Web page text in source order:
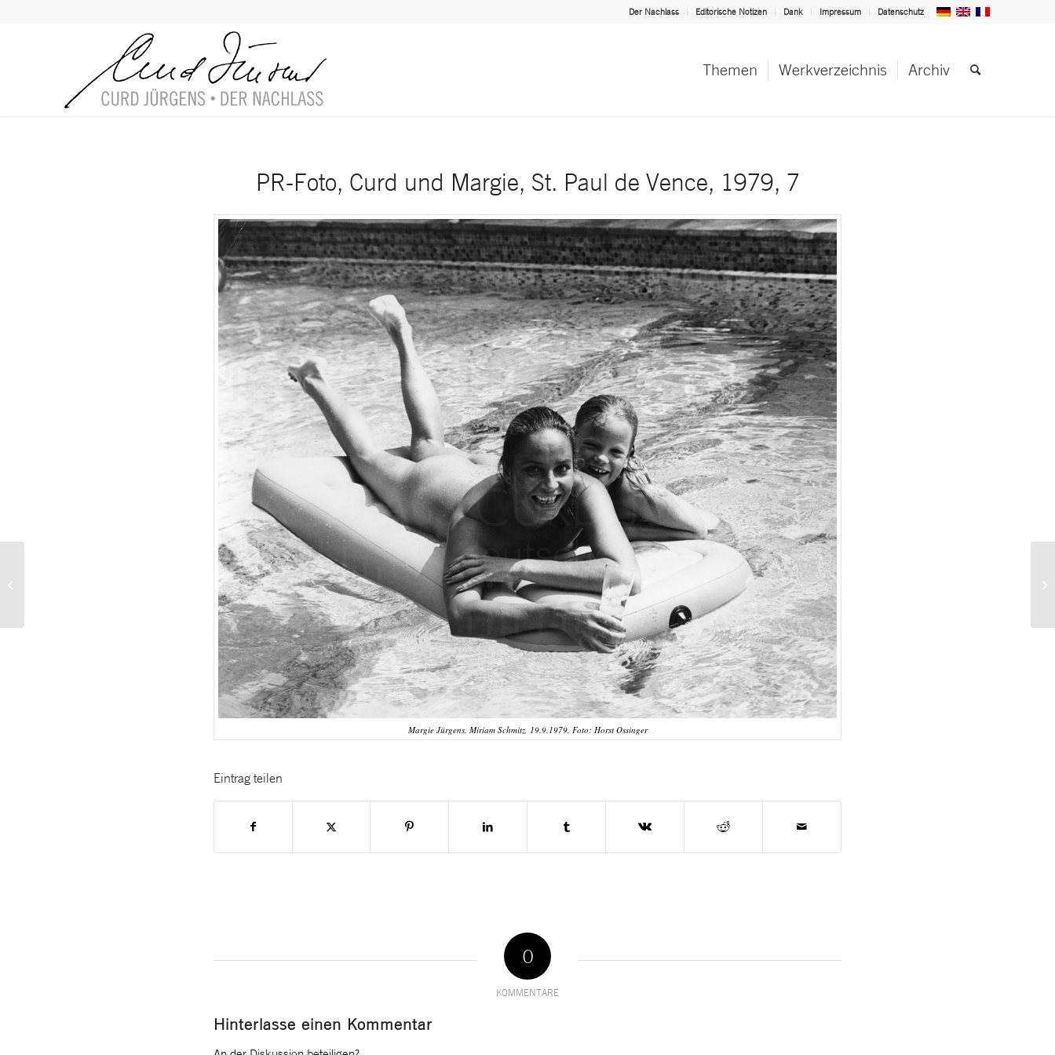
Der Nachlass Editorische Notizen Dank Impressum Datenschutz
Themen Werkverzeichnis Archiv
PR-Foto, Curd und Margie, St. Paul de Vence, 1979, 7
Margie Jürgens, Miriam Schmitz, 19.9.1979. Foto: Horst Ossinger
Eintrag teilen
0
KOMMENTARE
Hinterlasse einen Kommentar